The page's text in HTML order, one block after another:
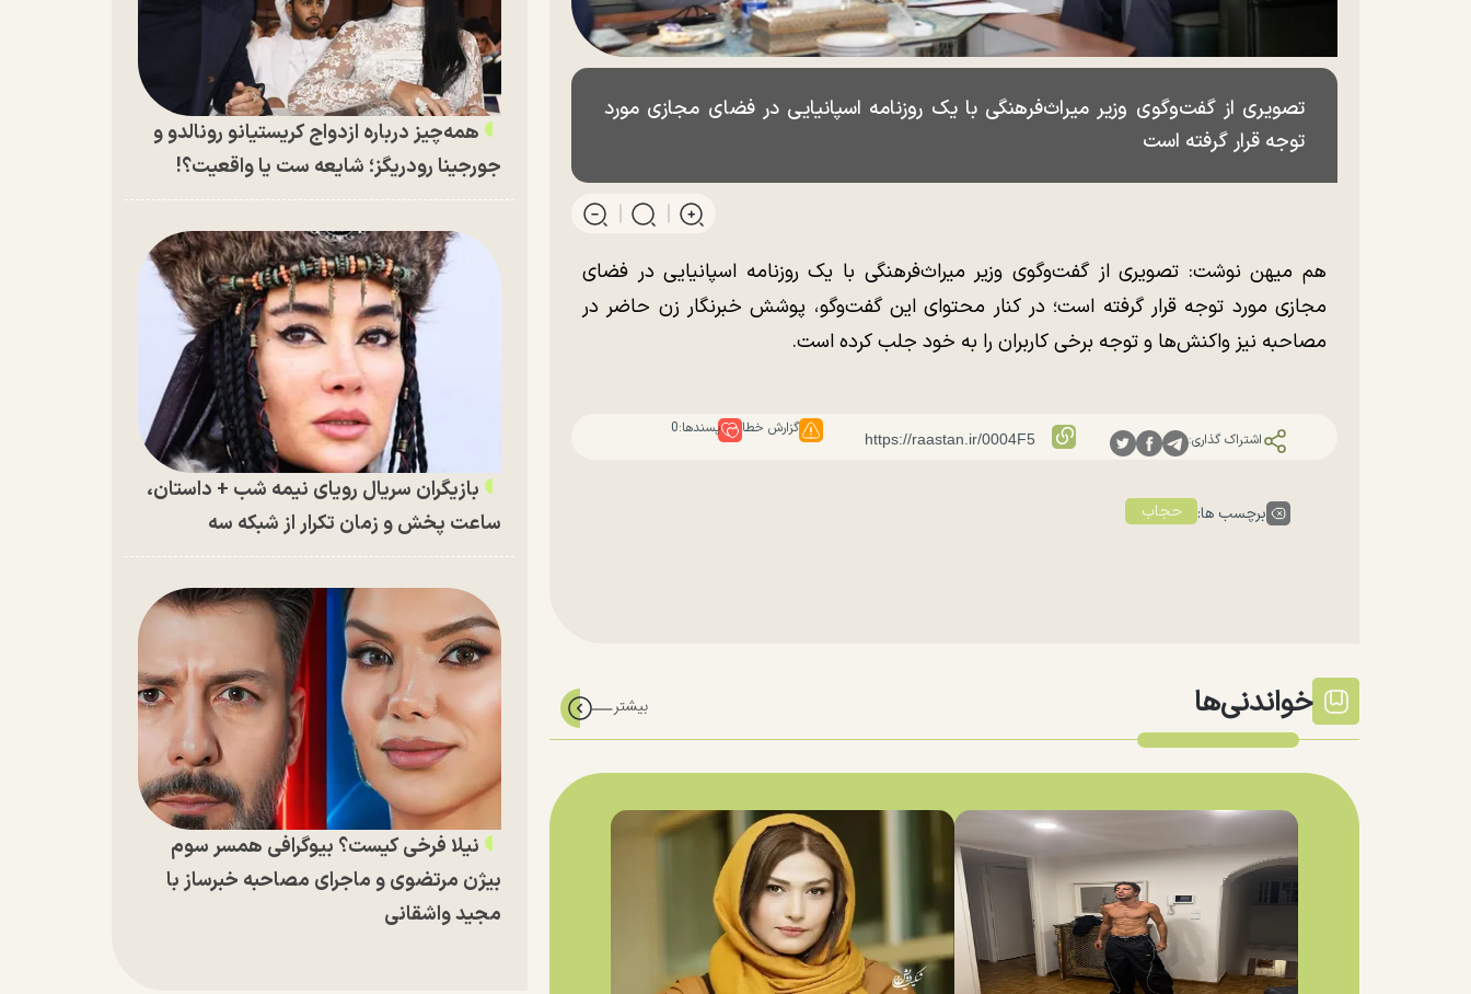
تصویری از گفت‌وگوی وزیر میراث‌فرهنگی با یک روزنامه اسپانیایی در فضای مجازی مورد
توجه قرار گرفته است
هم میهن نوشت: تصویری از گفت‌وگوی وزیر میراث‌فرهنگی با یک روزنامه اسپانیایی در فضای
مجازی مورد توجه قرار گرفته است؛ در کنار محتوای این گفت‌وگو، پوشش خبرنگار زن حاضر در
مصاحبه نیز واکنش‌ها و توجه برخی کاربران را به خود جلب کرده است.
اشتراک گذاری:
گزارش خطا پسندها:0
برچسب ها: حجاب
خواندنی‌ها
همه‌چیز درباره ازدواج کریستیانو رونالدو و
جورجینا رودریگز؛ شایعه ست یا واقعیت؟!
بازیگران سریال رویای نیمه شب + داستان،
ساعت پخش و زمان تکرار از شبکه سه
نیلا فرخی کیست؟ بیوگرافی همسر سوم
بیژن مرتضوی و ماجرای مصاحبه خبرساز با
مجید واشقانی